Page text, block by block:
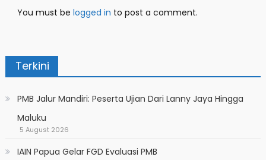
You must be logged in to post a comment.
Terkini
PMB Jalur Mandiri: Peserta Ujian Dari Lanny Jaya Hingga
Maluku
5 August 2026
IAIN Papua Gelar FGD Evaluasi PMB